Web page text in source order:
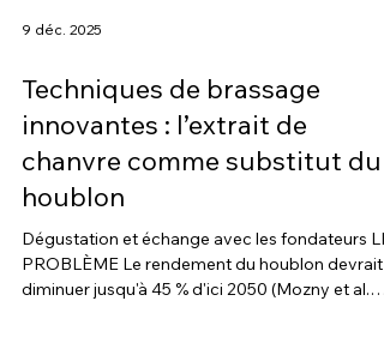
9 déc. 2025
Techniques de brassage
innovantes : l’extrait de
chanvre comme substitut du
houblon
Dégustation et échange avec les fondateurs LE